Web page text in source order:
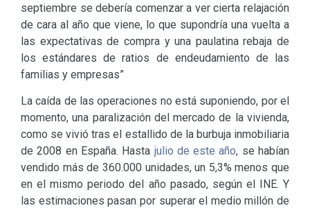
septiembre se debería comenzar a ver cierta relajación
de cara al año que viene, lo que supondría una vuelta a
las expectativas de compra y una paulatina rebaja de
los estándares de ratios de endeudamiento de las
familias y empresas”
La caída de las operaciones no está suponiendo, por el
momento, una paralización del mercado de la vivienda,
como se vivió tras el estallido de la burbuja inmobiliaria
de 2008 en España. Hasta julio de este año, se habían
vendido más de 360.000 unidades, un 5,3% menos que
en el mismo periodo del año pasado, según el INE. Y
las estimaciones pasan por superar el medio millón de